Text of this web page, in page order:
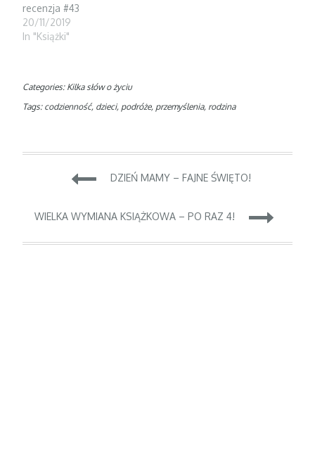
recenzja #43
20/11/2019
In "Książki"
Categories: Kilka słów o życiu
Tags: codzienność, dzieci, podróże, przemyślenia, rodzina
Nawigacja
wpisu
DZIEŃ MAMY – FAJNE ŚWIĘTO!
WIELKA WYMIANA KSIĄŻKOWA – PO RAZ 4!